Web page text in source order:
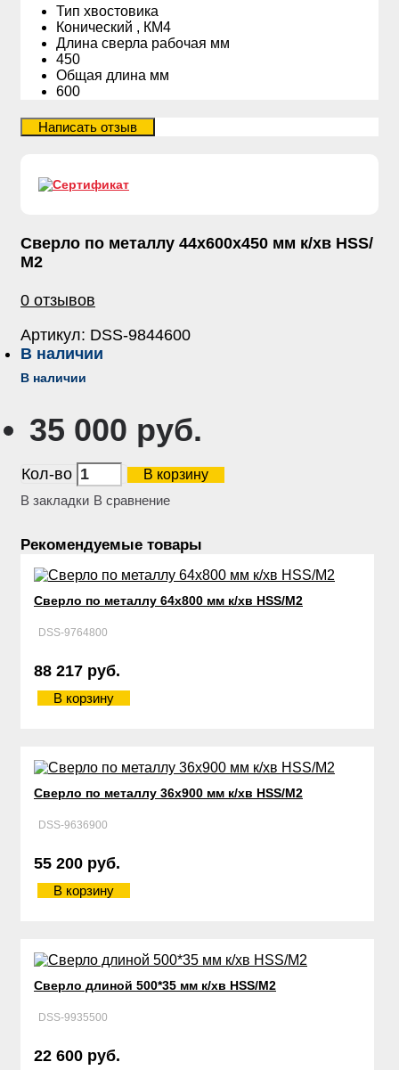
Тип хвостовика
Конический , КМ4
Длина сверла рабочая мм
450
Общая длина мм
600
Сверло по металлу 44х600х450 мм к/хв HSS/
М2
0 отзывов
Артикул: DSS-9844600
В наличии
В наличии
35 000 руб.
Кол-во
В корзину
В закладки В сравнение
Рекомендуемые товары
Сверло по металлу 64х800 мм к/хв HSS/М2
DSS-9764800
88 217 руб.
В корзину
Сверло по металлу 36х900 мм к/хв HSS/М2
DSS-9636900
55 200 руб.
В корзину
Сверло длиной 500*35 мм к/хв HSS/М2
DSS-9935500
22 600 руб.